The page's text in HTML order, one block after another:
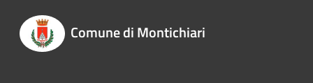
Comune di Montichiari